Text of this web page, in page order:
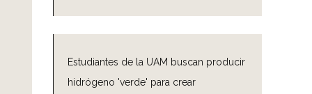
Estudiantes de la UAM buscan producir
hidrógeno 'verde' para crear